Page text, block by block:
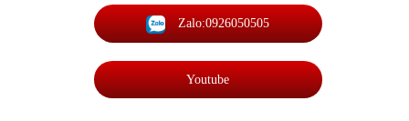
Zalo:0926050505
Youtube